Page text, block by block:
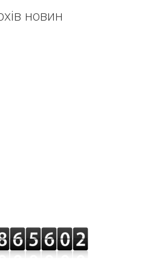
новин